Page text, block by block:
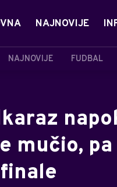
NAJNOVIJE
NAJNOVIJE FUDBAL
mučio,